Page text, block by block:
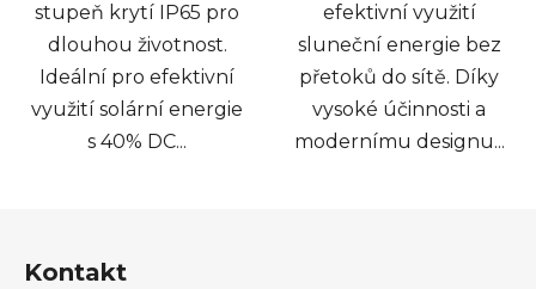
stupeň krytí IP65 pro
dlouhou životnost.
Ideální pro efektivní
využití solární energie
s 40% DC...
efektivní využití
sluneční energie bez
přetoků do sítě. Díky
vysoké účinnosti a
modernímu designu...
Kontakt